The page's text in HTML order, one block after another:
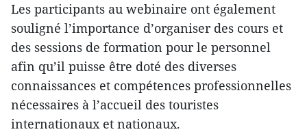
Les participants au webinaire ont également
souligné l’importance d’organiser des cours et
des sessions de formation pour le personnel
afin qu’il puisse être doté des diverses
connaissances et compétences professionnelles
nécessaires à l’accueil des touristes
internationaux et nationaux.